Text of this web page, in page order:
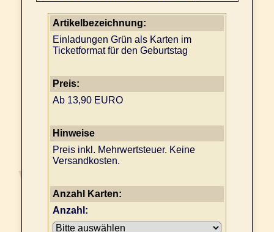
Artikelbezeichnung:
Einladungen Grün als Karten im
Ticketformat für den Geburtstag
Preis:
Ab 13,90 EURO
Hinweise
Preis inkl. Mehrwertsteuer. Keine
Versandkosten.
Anzahl Karten:
Anzahl: